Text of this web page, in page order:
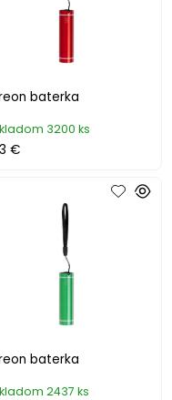
baterka
3200 ks
€
baterka
2437 ks